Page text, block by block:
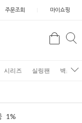
주문조회 마이쇼핑
검
시리즈 실링팬 벽조명
1%